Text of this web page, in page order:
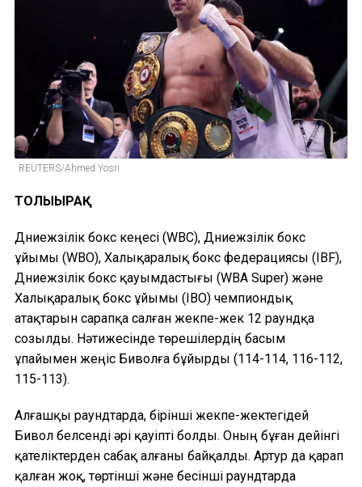
REUTERS/Ahmed Yosri
ТОЛЫҒЫРАҚ
Дүниежүзілік бокс кеңесі (WBC), Дүниежүзілік бокс
ұйымы (WBO), Халықаралық бокс федерациясы (IBF),
Дүниежүзілік бокс қауымдастығы (WBA Super) және
Халықаралық бокс ұйымы (IBO) чемпиондық
атақтарын сарапқа салған жекпе-жек 12 раундқа
созылды. Нәтижесінде төрешілердің басым
ұпайымен жеңіс Биволға бұйырды (114-114, 116-112,
115-113).
Алғашқы раундтарда, бірінші жекпе-жектегідей
Бивол белсенді әрі қауіпті болды. Оның бұған дейінгі
қателіктерден сабақ алғаны байқалды. Артур да қарап
қалған жоқ, төртінші және бесінші раундтарда